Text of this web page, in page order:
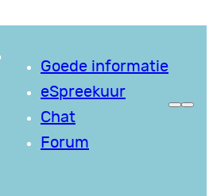
Goede informatie
eSpreekuur
Chat
Forum